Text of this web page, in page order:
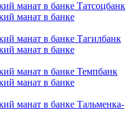
манат в банке Татсоцбанк
манат в банке
манат в банке Тагилбанк
манат в банке
манат в банке Темпбанк
манат в банке
манат в банке Тальменка-